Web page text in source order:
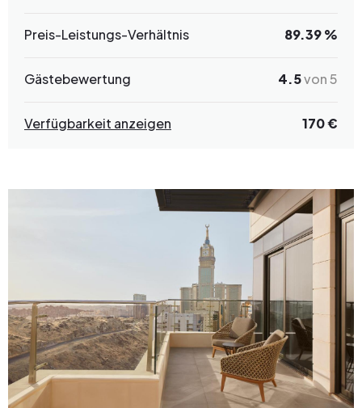
Preis-Leistungs-Verhältnis 89.39 %
Gästebewertung 4.5von 5
Verfügbarkeit anzeigen 170 €